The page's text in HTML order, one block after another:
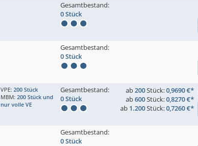
Gesamtbestand:
0 Stück
Gesamtbestand:
0 Stück
VPE: 200 Stück
MBM: 200 Stück und
nur volle VE
Gesamtbestand:
0 Stück
ab200Stück:0,9690 €*
ab600Stück:0,8270 €*
ab 1.200Stück:0,7260 €*
Gesamtbestand:
0 Stück